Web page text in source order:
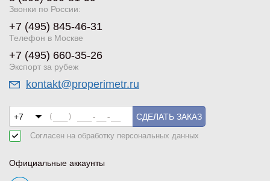
Звонки по России:
+7 (495) 845-46-31
Телефон в Москве
+7 (495) 660-35-26
Экспорт за рубеж
kontakt@properimetr.ru
СДЕЛАТЬ ЗАКАЗ
Согласен на обработку персональных данных
Официальные аккаунты